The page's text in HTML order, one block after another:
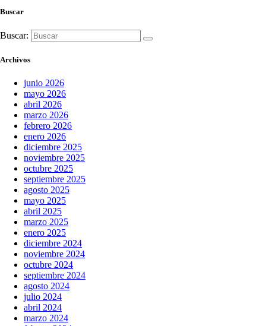
Buscar
Buscar:
Archivos
junio 2026
mayo 2026
abril 2026
marzo 2026
febrero 2026
enero 2026
diciembre 2025
noviembre 2025
octubre 2025
septiembre 2025
agosto 2025
mayo 2025
abril 2025
marzo 2025
enero 2025
diciembre 2024
noviembre 2024
octubre 2024
septiembre 2024
agosto 2024
julio 2024
abril 2024
marzo 2024